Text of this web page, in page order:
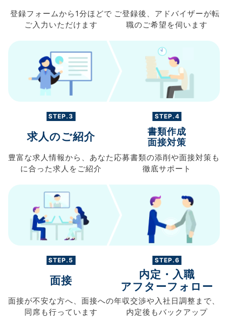
登録フォームから 1分ほどで
ご入力 いただけます
ご登録後、 アドバイザーが転
職のご希望を伺います
STEP.3
求人のご紹介
豊富な求人情報から、 あなた
に合った求人を ご紹介
STEP.4
書類作成
面接対策
応募書類の添削や面接対策も
徹底サポート
STEP.5
面接
面接が不安な方へ、 面接への
同席も行っています
STEP.6
内定・入職
アフターフォロー
年収交渉や入社日調整まで、
内定後もバックアップ